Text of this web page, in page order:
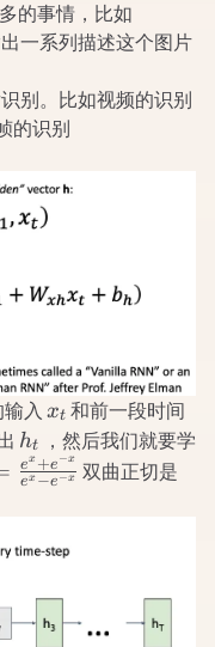
的事情，比如
一系列描述这个图片
别。比如视频的识别
的识别
入 x_t
xt 和前一段时间
h_t
ht
，然后我们就要学
ex −e−x
ex +e−x
双曲正切是